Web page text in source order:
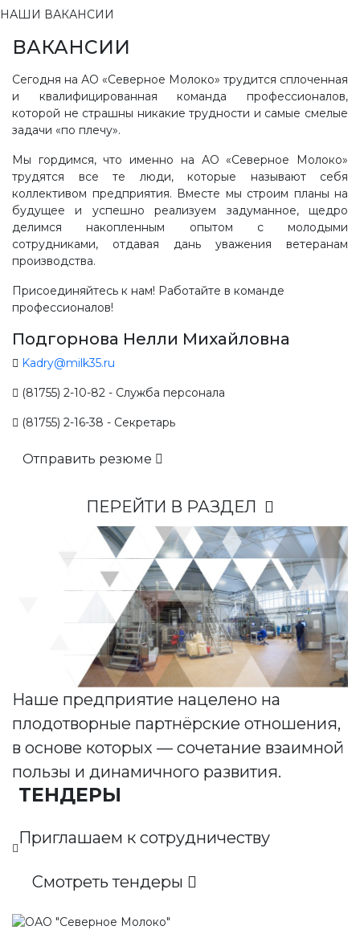
НАШИ ВАКАНСИИ
ВАКАНСИИ
Сегодня на АО «Северное Молоко» трудится сплоченная
и квалифицированная команда профессионалов,
которой не страшны никакие трудности и самые смелые
задачи «по плечу».
Мы гордимся, что именно на АО «Северное Молоко»
трудятся все те люди, которые называют себя
коллективом предприятия. Вместе мы строим планы на
будущее и успешно реализуем задуманное, щедро
делимся накопленным опытом с молодыми
сотрудниками, отдавая дань уважения ветеранам
производства.
Присоединяйтесь к нам! Работайте в команде
профессионалов!
Подгорнова Нелли Михайловна
Kadry@milk35.ru
(81755) 2-10-82 - Служба персонала
(81755) 2-16-38 - Секретарь
Отправить резюме
ПЕРЕЙТИ В РАЗДЕЛ
Наше предприятие нацелено на
плодотворные партнёрские отношения,
в основе которых — сочетание взаимной
пользы и динамичного развития.
ТЕНДЕРЫ
Приглашаем к сотрудничеству
Смотреть тендеры